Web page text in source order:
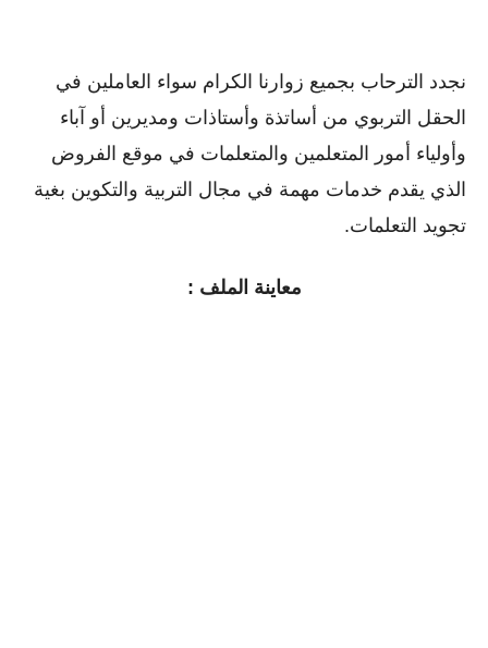
نجدد الترحاب بجميع زوارنا الكرام سواء العاملين في
الحقل التربوي من أساتذة وأستاذات ومديرين أو ﺁباء
وأولياء أمور المتعلمين والمتعلمات في موقع الفروض
الذي يقدم خدمات مهمة في مجال التربية والتكوين بغية
تجويد التعلمات.
معاينة الملف :